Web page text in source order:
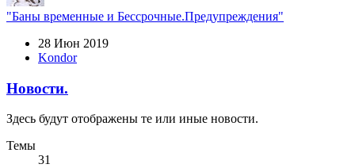
"Баны временные и Бессрочные.Предупреждения"
28 Июн 2019
Kondor
Новости.
Здесь будут отображены те или иные новости.
Темы
31